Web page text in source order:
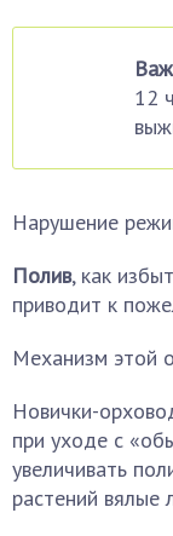
12
Нарушение
Полив, как
приводит к
Механизм этой
Новички-
при уходе с
увеличивать
растений вялые